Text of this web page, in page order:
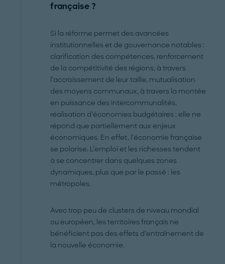
française ?
Si la réforme permet des avancées
institutionnelles et de gouvernance notables :
clarification des compétences, renforcement
de la compétitivité des régions, à travers
l’accroissement de leur taille, mutualisation
des moyens communaux, à travers la montée
en puissance des intercommunalités,
réalisation d’économies budgétaires ; elle ne
répond que partiellement aux enjeux
économiques. En effet, l’économie française
se polarise. L’emploi et les richesses tendent
à se concentrer dans quelques zones
dynamiques, plus que par le passé : les
métropoles.
Avec trop peu de clusters de niveau mondial
ou européen, les territoires français ne
bénéficient pas des effets d’entraînement de
la nouvelle économie.